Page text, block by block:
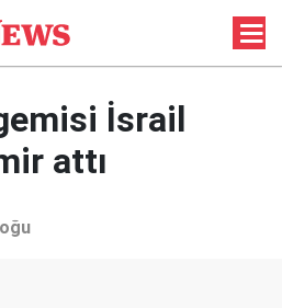
İsrail
attı